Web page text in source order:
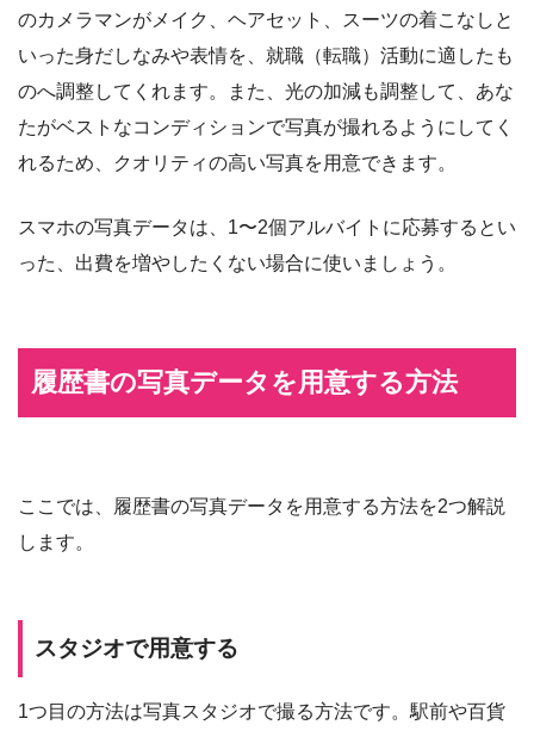
のカメラマンがメイク、ヘアセット、スーツの着こなしと
いった身だしなみや表情を、就職（転職）活動に適したも
のへ調整してくれます。また、光の加減も調整して、あな
たがベストなコンディションで写真が撮れるようにしてく
れるため、クオリティの高い写真を用意できます。
スマホの写真データは、1〜2個アルバイトに応募するとい
った、出費を増やしたくない場合に使いましょう。
履歴書の写真データを用意する方法
ここでは、履歴書の写真データを用意する方法を2つ解説
します。
スタジオで用意する
1つ目の方法は写真スタジオで撮る方法です。駅前や百貨